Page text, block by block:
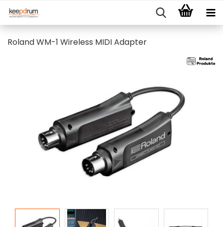
Roland WM-1 Wireless MIDI Adapter